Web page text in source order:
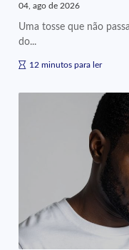
04, ago de 2026
Uma tosse que não
do...
12 minutos para ler